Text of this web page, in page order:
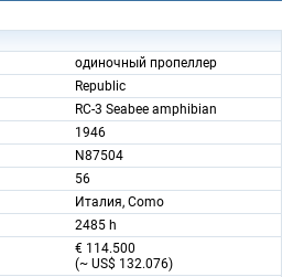
одиночный пропеллер
Republic
RC-3 Seabee amphibian
1946
N87504
56
Италия, Como
2485 h
€ 114.500
(~ US$ 132.076)